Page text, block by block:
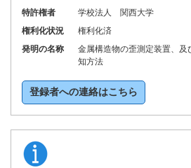
特許権者
学校法人 関西大学
権利化状況
権利化済
発明の名称
金属構造物の歪測定装置、及
知方法
登録者への連絡はこちら